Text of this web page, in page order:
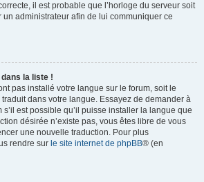
il est probable que l’horloge du serveur soit
un administrateur afin de lui communiquer ce
dans la liste !
pas installé votre langue sur le forum, soit le
traduit dans votre langue. Essayez de demander à
est possible qu’il puisse installer la langue que
désirée n’existe pas, vous êtes libre de vous
une nouvelle traduction. Pour plus
rendre sur le site internet de phpBB® (en